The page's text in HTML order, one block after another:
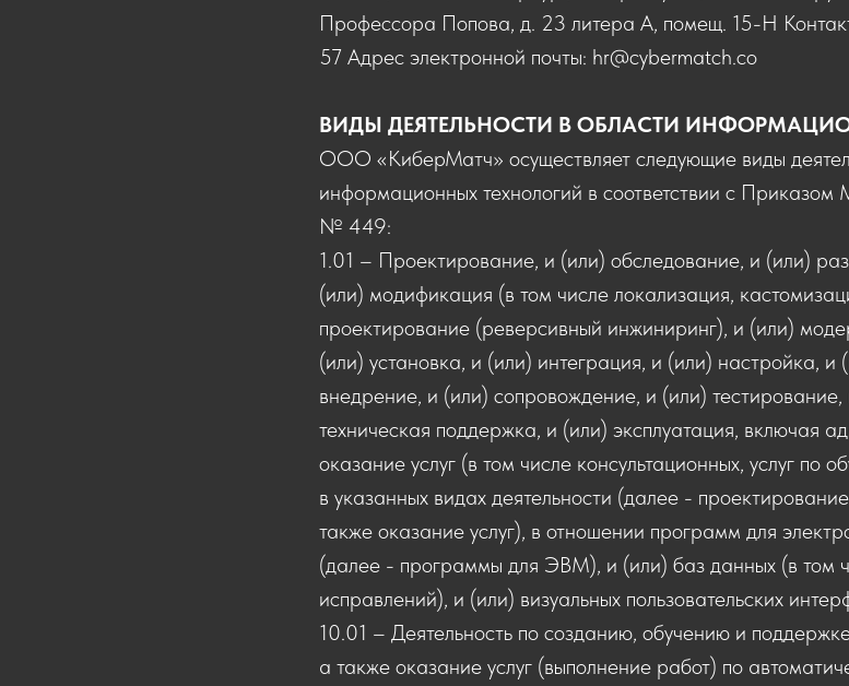
Профессора Попова, д. 23 литера А, помещ. 15-Н
57 Адрес электронной почты: hr@cybermatch.co
ВИДЫ ДЕЯТЕЛЬНОСТИ В ОБЛАСТИ
ООО «КиберМатч» осуществляет следующие виды
информационных технологий в соответствии с
№ 449:
1.01 – Проектирование, и (или) обследование, и (или)
(или) модификация (в том числе локализация,
проектирование (реверсивный инжиниринг), и (или)
(или) установка, и (или) интеграция, и (или) настройка,
внедрение, и (или) сопровождение, и (или)
техническая поддержка, и (или) эксплуатация, включая
оказание услуг (в том числе консультационных, услуг по
в указанных видах деятельности (далее -
также оказание услуг), в отношении программ для
(далее - программы для ЭВМ), и (или) баз данных (в том
исправлений), и (или) визуальных пользовательских
10.01 – Деятельность по созданию, обучению и
а также оказание услуг (выполнение работ) по